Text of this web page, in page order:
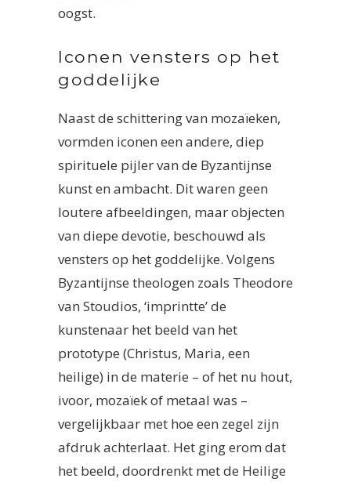
oogst.
Iconen vensters op het
goddelijke
Naast de schittering van mozaïeken,
vormden iconen een andere, diep
spirituele pijler van de Byzantijnse
kunst en ambacht. Dit waren geen
loutere afbeeldingen, maar objecten
van diepe devotie, beschouwd als
vensters op het goddelijke. Volgens
Byzantijnse theologen zoals Theodore
van Stoudios, ‘imprintte’ de
kunstenaar het beeld van het
prototype (Christus, Maria, een
heilige) in de materie – of het nu hout,
ivoor, mozaïek of metaal was –
vergelijkbaar met hoe een zegel zijn
afdruk achterlaat. Het ging erom dat
het beeld, doordrenkt met de Heilige